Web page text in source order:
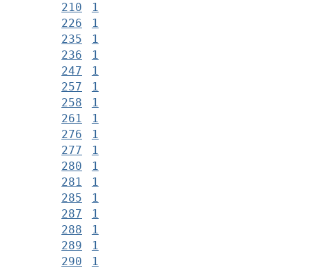
210
1
226
1
235
1
236
1
247
1
257
1
258
1
261
1
276
1
277
1
280
1
281
1
285
1
287
1
288
1
289
1
290
1